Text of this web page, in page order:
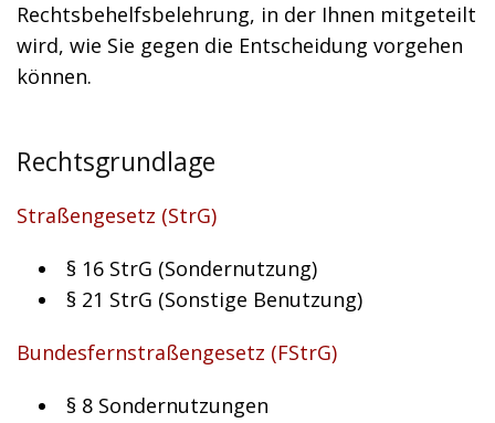
Rechtsbehelfsbelehrung, in der Ihnen mitgeteilt
wird, wie Sie gegen die Entscheidung vorgehen
können.
Rechtsgrundlage
Straßengesetz (StrG)
§ 16 StrG (Sondernutzung)
§ 21 StrG (Sonstige Benutzung)
Bundesfernstraßengesetz (FStrG)
§ 8 Sondernutzungen